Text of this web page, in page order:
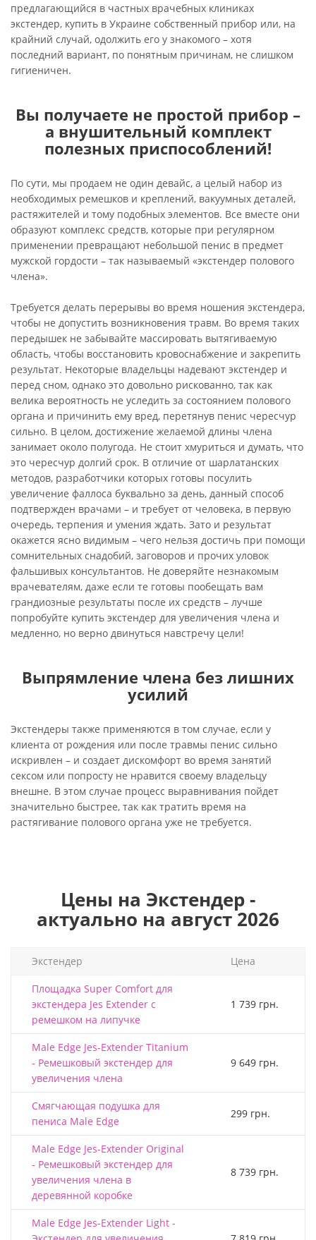
предлагающийся в частных врачебных клиниках
экстендер, купить в Украине собственный прибор или, на
крайний случай, одолжить его у знакомого – хотя
последний вариант, по понятным причинам, не слишком
гигиеничен.
Вы получаете не простой прибор –
а внушительный комплект
полезных приспособлений!
По сути, мы продаем не один девайс, а целый набор из
необходимых ремешков и креплений, вакуумных деталей,
растяжителей и тому подобных элементов. Все вместе они
образуют комплекс средств, которые при регулярном
применении превращают небольшой пенис в предмет
мужской гордости – так называемый «экстендер полового
члена».
Требуется делать перерывы во время ношения экстендера,
чтобы не допустить возникновения травм. Во время таких
передышек не забывайте массировать вытягиваемую
область, чтобы восстановить кровоснабжение и закрепить
результат. Некоторые владельцы надевают экстендер и
перед сном, однако это довольно рискованно, так как
велика вероятность не уследить за состоянием полового
органа и причинить ему вред, перетянув пенис чересчур
сильно. В целом, достижение желаемой длины члена
занимает около полугода. Не стоит хмуриться и думать, что
это чересчур долгий срок. В отличие от шарлатанских
методов, разработчики которых готовы посулить
увеличение фаллоса буквально за день, данный способ
подтвержден врачами – и требует от человека, в первую
очередь, терпения и умения ждать. Зато и результат
окажется ясно видимым – чего нельзя достичь при помощи
сомнительных снадобий, заговоров и прочих уловок
фальшивых консультантов. Не доверяйте незнакомым
врачевателям, даже если те готовы пообещать вам
грандиозные результаты после их средств – лучше
попробуйте купить экстендер для увеличения члена и
медленно, но верно двинуться навстречу цели!
Выпрямление члена без лишних
усилий
Экстендеры также применяются в том случае, если у
клиента от рождения или после травмы пенис сильно
искривлен – и создает дискомфорт во время занятий
сексом или попросту не нравится своему владельцу
внешне. В этом случае процесс выравнивания пойдет
значительно быстрее, так как тратить время на
растягивание полового органа уже не требуется.
Цены на Экстендер -
актуально на август 2026
Экстендер Цена
Площадка Super Comfort для
экстендера Jes Extender с
ремешком на липучке
1 739 грн.
Male Edge Jes-Extender Titanium
- Ремешковый экстендер для
увеличения члена
9 649 грн.
Смягчающая подушка для
пениса Male Edge
299 грн.
Male Edge Jes-Extender Original
- Ремешковый экстендер для
увеличения члена в
деревянной коробке
8 739 грн.
Male Edge Jes-Extender Light -